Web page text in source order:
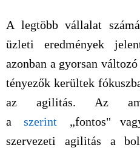
A legtöbb vállalat
üzleti eredmények
azonban a gyorsan
tényezők kerültek
az agilitás. Az
a
szerint
„fontos"
szervezeti agilitás a